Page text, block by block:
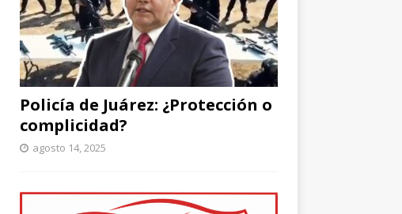
Policía de Juárez: ¿Protección o
complicidad?
agosto 14, 2025